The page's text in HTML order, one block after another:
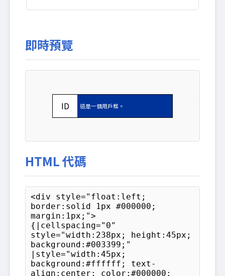
即時預覽
ID 這是一個用戶框。
HTML 代碼